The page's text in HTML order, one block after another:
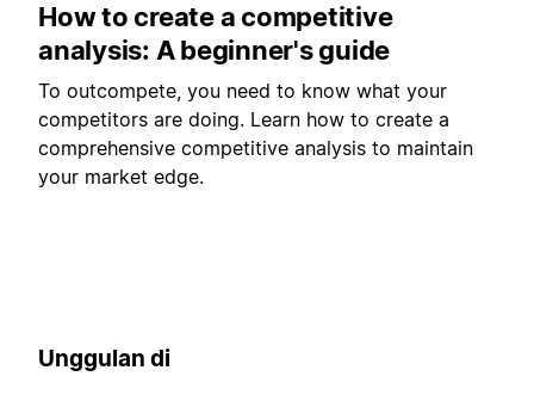
How to create a competitive
analysis: A beginner's guide
To outcompete, you need to know what your
competitors are doing. Learn how to create a
comprehensive competitive analysis to maintain
your market edge.
Unggulan di